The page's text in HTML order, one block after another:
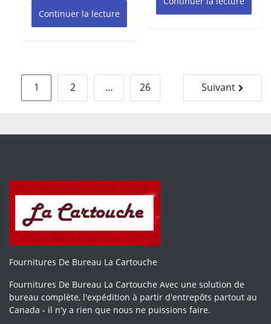
Continuer la lecture
Pagination
des
publications
1 2 … 26 Suivant
Fournitures De Bureau La Cartouche
Fournitures De Bureau La Cartouche Avec une solution de
bureau complète, l'expédition à partir d'entrepôts partout au
Canada - il n'y a rien que nous ne puissions faire.